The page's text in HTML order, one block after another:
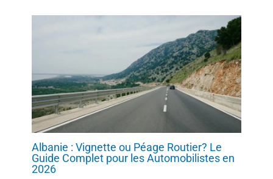
Albanie : Vignette ou Péage Routier? Le
Guide Complet pour les Automobilistes en
2026